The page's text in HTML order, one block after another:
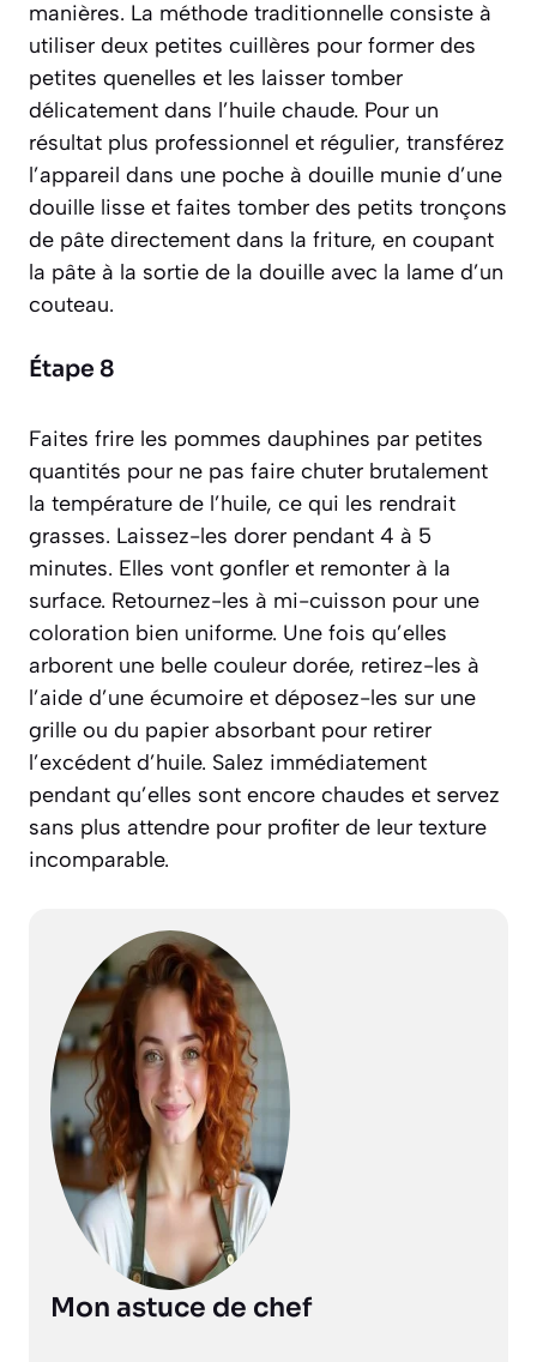
manières. La méthode traditionnelle consiste à
utiliser deux petites cuillères pour former des
petites quenelles et les laisser tomber
délicatement dans l’huile chaude. Pour un
résultat plus professionnel et régulier, transférez
l’appareil dans une poche à douille munie d’une
douille lisse et faites tomber des petits tronçons
de pâte directement dans la friture, en coupant
la pâte à la sortie de la douille avec la lame d’un
couteau.
Étape 8
Faites frire les pommes dauphines par petites
quantités pour ne pas faire chuter brutalement
la température de l’huile, ce qui les rendrait
grasses. Laissez-les dorer pendant 4 à 5
minutes. Elles vont gonfler et remonter à la
surface. Retournez-les à mi-cuisson pour une
coloration bien uniforme. Une fois qu’elles
arborent une belle couleur dorée, retirez-les à
l’aide d’une écumoire et déposez-les sur une
grille ou du papier absorbant pour retirer
l’excédent d’huile. Salez immédiatement
pendant qu’elles sont encore chaudes et servez
sans plus attendre pour profiter de leur texture
incomparable.
Mon astuce de chef